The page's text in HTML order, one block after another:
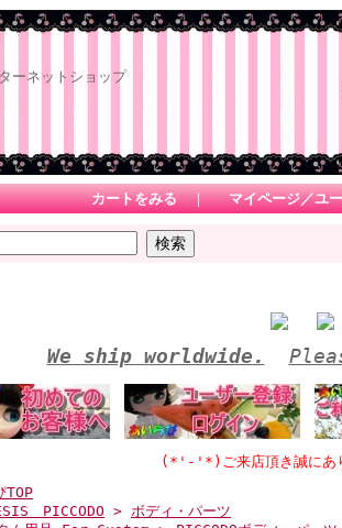
ーネットショップ
カートをみる ｜ マイページ／ユ
We ship worldwide.
(*'-'*)ご来店頂き誠にありがとうご
TOP
PICCODO > ボディ・パーツ